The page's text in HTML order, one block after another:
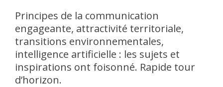
Principes de la communication
engageante, attractivité territoriale,
transitions environnementales,
intelligence artificielle : les sujets et
inspirations ont foisonné. Rapide tour
d’horizon.